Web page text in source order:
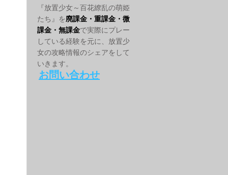
お問い合わせ
『放置少女～百花繚乱の萌姫
たち』を廃課金・重課金・微
課金・無課金で実際にプレー
している経験を元に、放置少
女の攻略情報のシェアをして
いきます。